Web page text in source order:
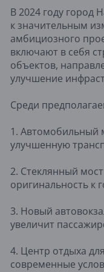
В 2024 году город
к значительным
амбициозного
включают в себя
объектов,
улучшение
Среди
1. Автомобильный
улучшенную
2. Стеклянный
оригинальность к
3. Новый
увеличит
4. Центр отдыха
современные